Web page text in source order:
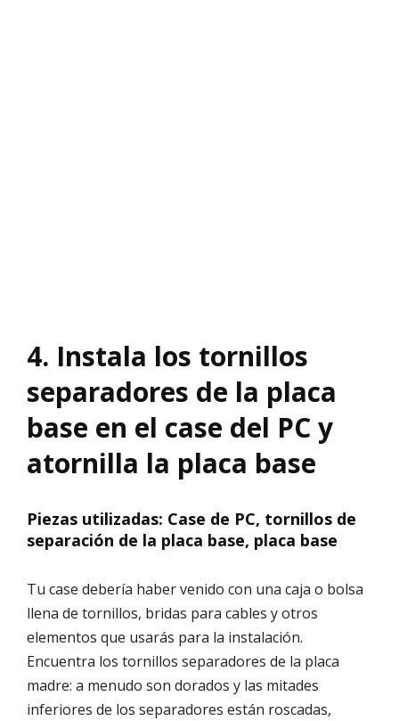
4. Instala los tornillos
separadores de la placa
base en el case del PC y
atornilla la placa base
Piezas utilizadas: Case de PC, tornillos de
separación de la placa base, placa base
Tu case debería haber venido con una caja o bolsa
llena de tornillos, bridas para cables y otros
elementos que usarás para la instalación.
Encuentra los tornillos separadores de la placa
madre: a menudo son dorados y las mitades
inferiores de los separadores están roscadas,